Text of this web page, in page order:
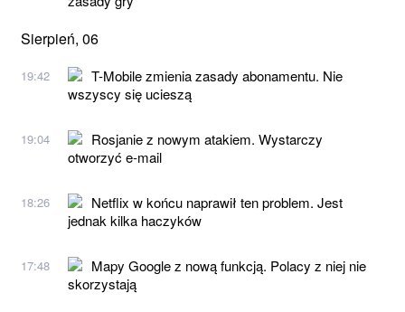
Sierpień, 06
19:42
T-Mobile zmienia zasady abonamentu. Nie
wszyscy się ucieszą
19:04
Rosjanie z nowym atakiem. Wystarczy
otworzyć e-mail
18:26
Netflix w końcu naprawił ten problem. Jest
jednak kilka haczyków
17:48
Mapy Google z nową funkcją. Polacy z niej nie
skorzystają